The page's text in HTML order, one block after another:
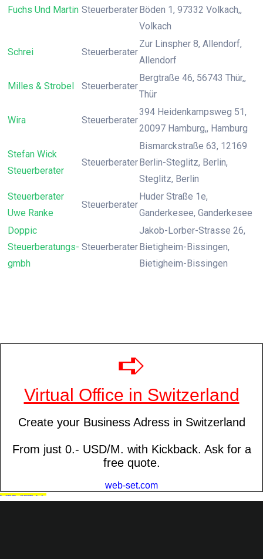
Fuchs Und Martin SteuerberaterBöden 1, 97332 Volkach,,
Volkach
Schrei Steuerberater
Zur Linspher 8, Allendorf,
Allendorf
Milles & Strobel Steuerberater
Bergtraße 46, 56743 Thür,,
Thür
Wira Steuerberater
394 Heidenkampsweg 51,
20097 Hamburg,, Hamburg
Stefan Wick
Steuerberater
Steuerberater
Bismarckstraße 63, 12169
Berlin-Steglitz, Berlin,
Steglitz, Berlin
Steuerberater
Uwe Ranke
Steuerberater
Huder Straße 1e,
Ganderkesee, Ganderkesee
Doppic
Steuerberatungs-
gmbh
Steuerberater
Jakob-Lorber-Strasse 26,
Bietigheim-Bissingen,
Bietigheim-Bissingen